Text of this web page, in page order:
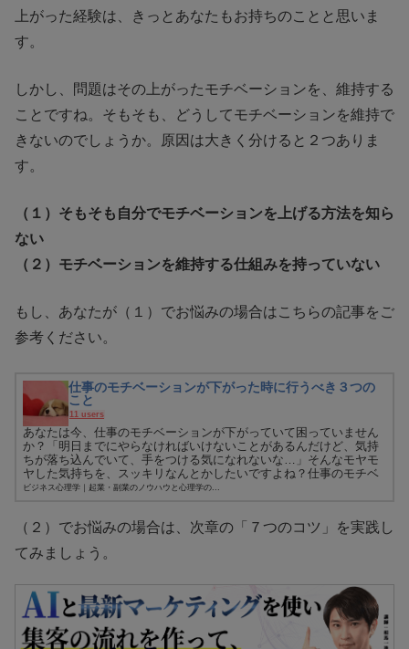
上がった経験は、きっとあなたもお持ちのことと思いま
す。
しかし、問題はその上がったモチベーションを、維持する
ことですね。そもそも、どうしてモチベーションを維持で
きないのでしょうか。原因は大きく分けると２つありま
す。
（１）そもそも自分でモチベーションを上げる方法を知ら
ない
（２）モチベーションを維持する仕組みを持っていない
もし、あなたが（１）でお悩みの場合はこちらの記事をご
参考ください。
仕事のモチベーションが下がった時に行うべき３つの
こと
11 users
あなたは今、仕事のモチベーションが下がっていて困っていません
か？「明日までにやらなければいけないことがあるんだけど、気持
ちが落ち込んでいて、手をつける気になれないな…」そんなモヤモ
ヤした気持ちを、スッキリなんとかしたいですよね？仕事のモチベ
ーション...
ビジネス心理学｜起業・副業のノウハウと心理学の...
（２）でお悩みの場合は、次章の「７つのコツ」を実践し
てみましょう。